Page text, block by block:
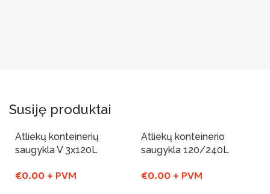
Susiję produktai
Atliekų konteinerių
saugykla V 3x120L
€0.00 + PVM
Atliekų konteinerio
saugykla 120/240L
€0.00 + PVM